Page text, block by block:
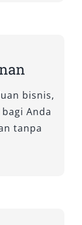
yang
memilih
TSS
mampu
bisnis,
Anda
tanpa